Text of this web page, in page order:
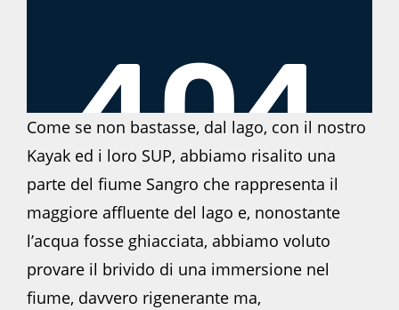
Come se non bastasse, dal lago, con il nostro
Kayak ed i loro SUP, abbiamo risalito una
parte del fiume Sangro che rappresenta il
maggiore affluente del lago e, nonostante
l’acqua fosse ghiacciata, abbiamo voluto
provare il brivido di una immersione nel
fiume, davvero rigenerante ma,